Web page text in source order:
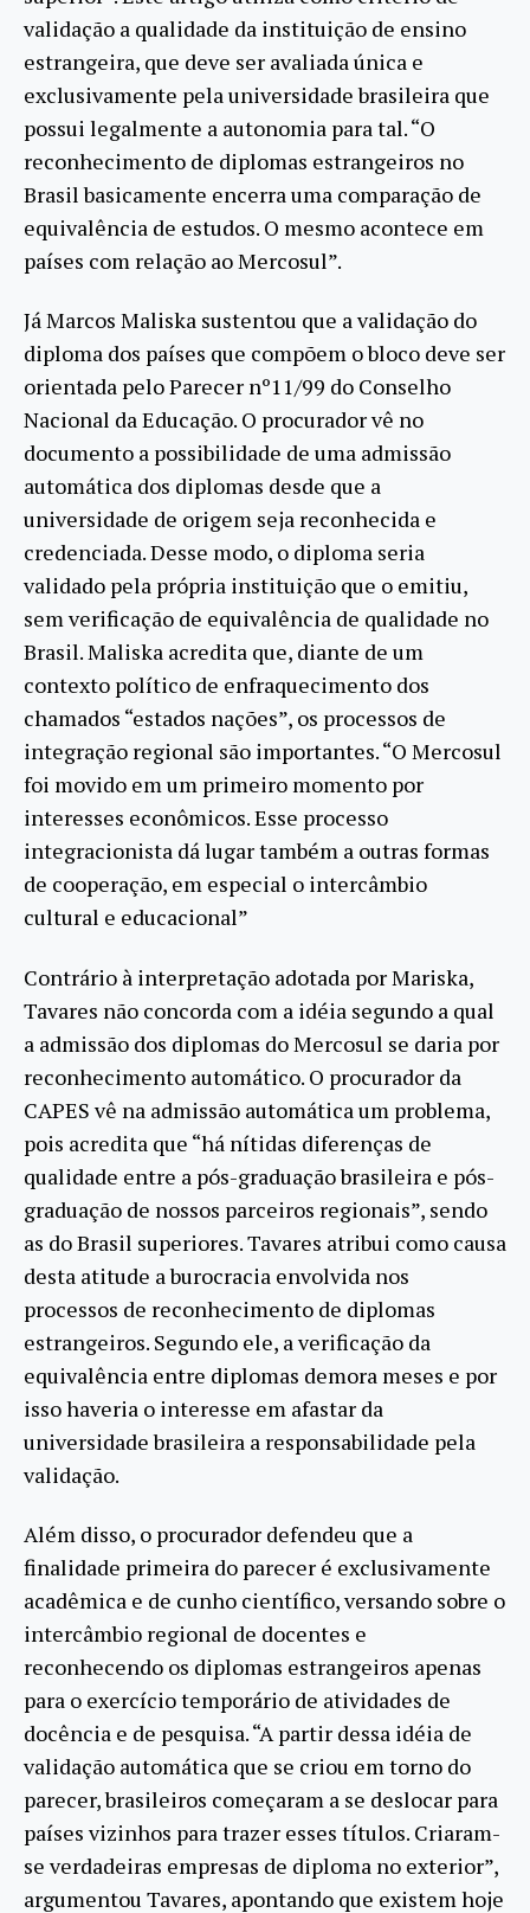
validação a qualidade da instituição de ensino
estrangeira, que deve ser avaliada única e
exclusivamente pela universidade brasileira que
possui legalmente a autonomia para tal. “O
reconhecimento de diplomas estrangeiros no
Brasil basicamente encerra uma comparação de
equivalência de estudos. O mesmo acontece em
países com relação ao Mercosul”.
Já Marcos Maliska sustentou que a validação do
diploma dos países que compõem o bloco deve ser
orientada pelo Parecer nº11/99 do Conselho
Nacional da Educação. O procurador vê no
documento a possibilidade de uma admissão
automática dos diplomas desde que a
universidade de origem seja reconhecida e
credenciada. Desse modo, o diploma seria
validado pela própria instituição que o emitiu,
sem verificação de equivalência de qualidade no
Brasil. Maliska acredita que, diante de um
contexto político de enfraquecimento dos
chamados “estados nações”, os processos de
integração regional são importantes. “O Mercosul
foi movido em um primeiro momento por
interesses econômicos. Esse processo
integracionista dá lugar também a outras formas
de cooperação, em especial o intercâmbio
cultural e educacional”
Contrário à interpretação adotada por Mariska,
Tavares não concorda com a idéia segundo a qual
a admissão dos diplomas do Mercosul se daria por
reconhecimento automático. O procurador da
CAPES vê na admissão automática um problema,
pois acredita que “há nítidas diferenças de
qualidade entre a pós-graduação brasileira e pós-
graduação de nossos parceiros regionais”, sendo
as do Brasil superiores. Tavares atribui como causa
desta atitude a burocracia envolvida nos
processos de reconhecimento de diplomas
estrangeiros. Segundo ele, a verificação da
equivalência entre diplomas demora meses e por
isso haveria o interesse em afastar da
universidade brasileira a responsabilidade pela
validação.
Além disso, o procurador defendeu que a
finalidade primeira do parecer é exclusivamente
acadêmica e de cunho científico, versando sobre o
intercâmbio regional de docentes e
reconhecendo os diplomas estrangeiros apenas
para o exercício temporário de atividades de
docência e de pesquisa. “A partir dessa idéia de
validação automática que se criou em torno do
parecer, brasileiros começaram a se deslocar para
países vizinhos para trazer esses títulos. Criaram-
se verdadeiras empresas de diploma no exterior”,
argumentou Tavares, apontando que existem hoje